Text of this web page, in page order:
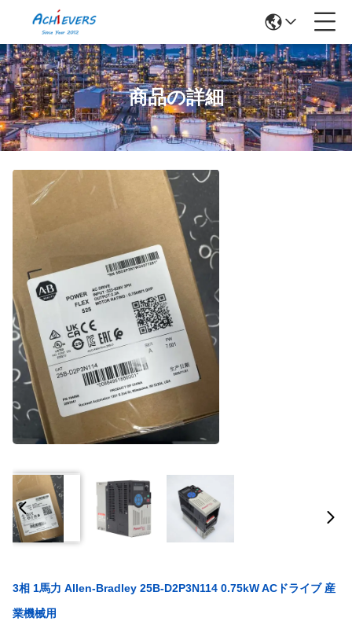
商品の詳細
3相 1馬力 Allen-Bradley 25B-D2P3N114 0.75kW ACドライブ 産
業機械用